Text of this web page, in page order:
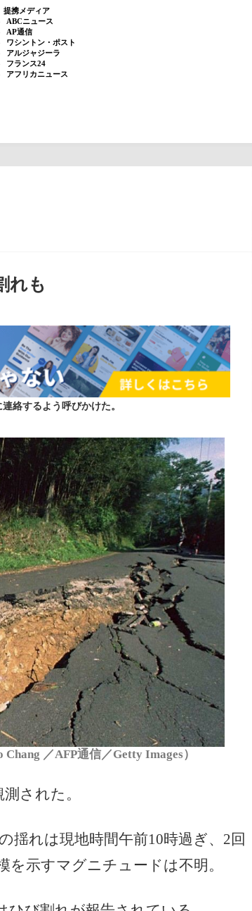
提携メディア
ABCニュース
AP通信
ワシントン・ポスト
アルジャジーラ
フランス24
アフリカニュース
れも
絡するよう呼びかけた。
／AFP通信／Getty Images）
された。
れは現地時間午前10時過ぎ、2回
を示すマグニチュードは不明。